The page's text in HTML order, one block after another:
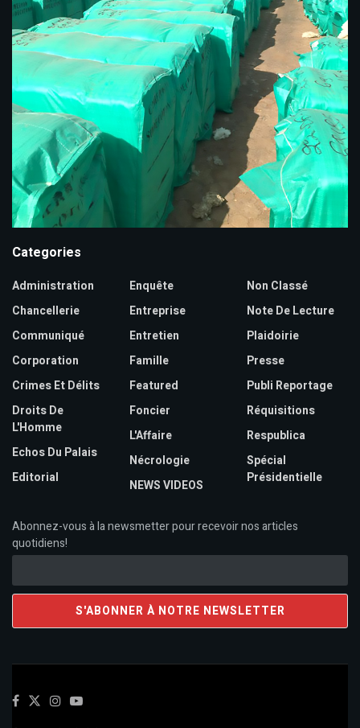
Categories
Administration
Chancellerie
Communiqué
Corporation
Crimes Et Délits
Droits De
L'Homme
Echos Du Palais
Editorial
Enquête
Entreprise
Entretien
Famille
Featured
Foncier
L'Affaire
Nécrologie
NEWS VIDEOS
Non Classé
Note De Lecture
Plaidoirie
Presse
Publi Reportage
Réquisitions
Respublica
Spécial
Présidentielle
Abonnez-vous à la newsmetter pour recevoir nos articles
quotidiens!